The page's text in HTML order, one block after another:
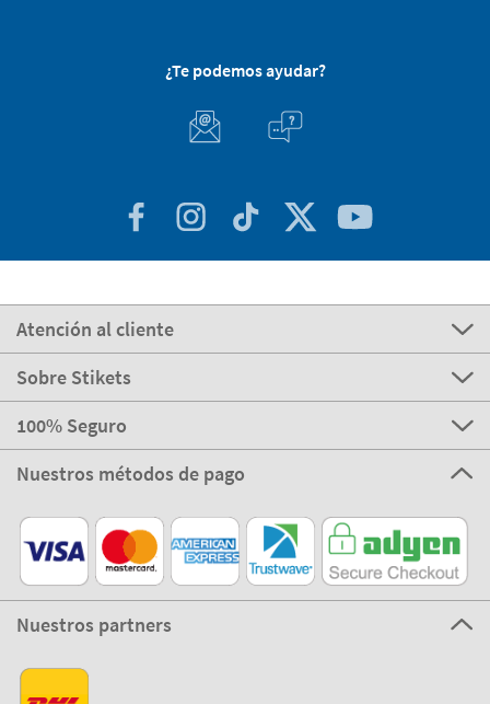
¿Te podemos ayudar?
Atención al cliente
Sobre Stikets
100% Seguro
Nuestros métodos de pago
Nuestros partners